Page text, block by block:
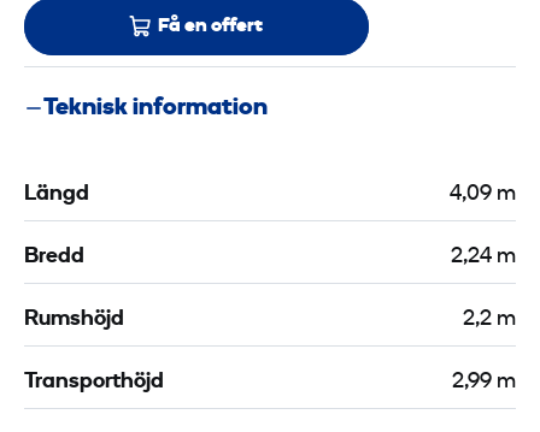
Få en offert
Teknisk information
Längd 4,09 m
Bredd 2,24 m
Rumshöjd 2,2 m
Transporthöjd 2,99 m